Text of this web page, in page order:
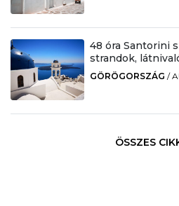
48 óra Santorini
strandok,
GÖRÖGORSZÁG /
ÖSSZES